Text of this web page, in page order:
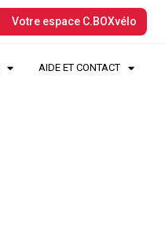
Votre espace C.BOXvélo
AIDE ET CONTACT